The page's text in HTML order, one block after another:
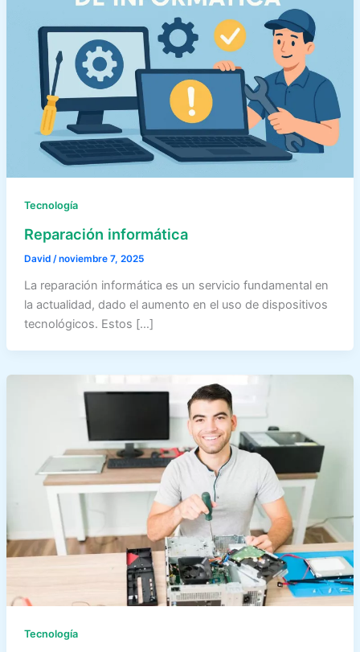
Tecnología
Reparación informática
David /noviembre 7, 2025
La reparación informática es un servicio fundamental en
la actualidad, dado el aumento en el uso de dispositivos
tecnológicos. Estos […]
Tecnología